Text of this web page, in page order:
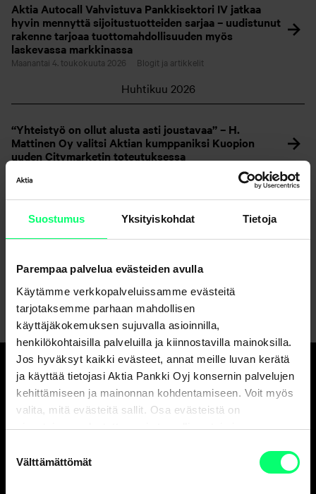
Suostumus Yksityiskohdat Tietoja
Parempaa palvelua evästeiden avulla
Käytämme verkkopalveluissamme evästeitä
tarjotaksemme parhaan mahdollisen
käyttäjäkokemuksen sujuvalla asioinnilla,
henkilökohtaisilla palveluilla ja kiinnostavilla mainoksilla.
Jos hyväksyt kaikki evästeet, annat meille luvan kerätä
ja käyttää tietojasi Aktia Pankki Oyj konsernin palvelujen
kehittämiseen ja mainonnan kohdentamiseen. Voit myös
valita, mitä evästeitä sallit. Osa evästeistä on
sivustojemme luotettavan ja turvallisen toiminnan
valinta
Välttämättömät
Aktia Autocall Vahvistuva Pankkisektori IV jatkaa
hyvin mennyttä sijoitustuotteiden sarjaa – uudistunut
rakenne tarjoaa tuottomahdollisuuden myös
laskevassa markkinassa
Maanantai 4. toukokuuta 2026 Blogit ja artikkelit
Huhtikuu 2026
“Yhteistyö on ollut alusta asti joustavaa” – H.
Mattinen Oy valitsi Aktian kumppaniksi Kuopion
uuden Citymarketin toteutuksessa
Yritysasiakkaat
Aktian varainhoitorahasto palkittiin Pohjoismaiden
parhaana korkorahastona vertailuryhmässään
1 3 5
Hyvä pankki.
Ja erinomainen
varainhoitaja.